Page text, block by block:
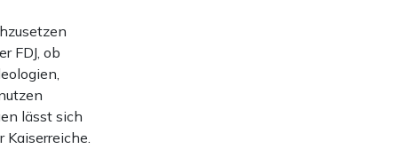
FDJ, ob
lässt sich
Kaiserreiche.